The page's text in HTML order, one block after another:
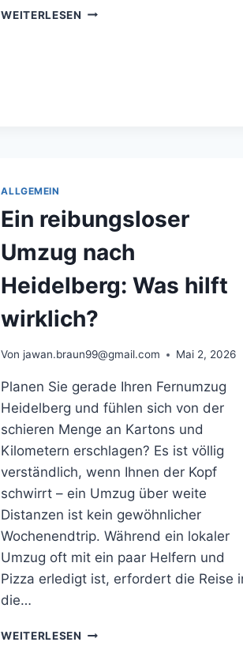
WEITERLESEN WARUM
ALLGEMEIN
Ein reibungsloser
Umzug nach
Heidelberg: Was hilft
wirklich?
Von jawan.braun99@gmail.com Mai 2, 2026
Planen Sie gerade Ihren Fernumzug
Heidelberg und fühlen sich von der
schieren Menge an Kartons und
Kilometern erschlagen? Es ist völlig
verständlich, wenn Ihnen der Kopf
schwirrt – ein Umzug über weite
Distanzen ist kein gewöhnlicher
Wochenendtrip. Während ein lokaler
Umzug oft mit ein paar Helfern und
Pizza erledigt ist, erfordert die Reise
die…
WEITERLESEN EIN